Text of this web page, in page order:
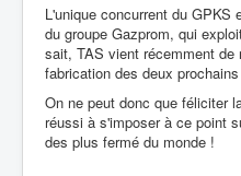
L'unique concurrent du
du groupe Gazprom, qui
sait, TAS vient récemment de
fabrication des deux
On ne peut donc que féliciter
réussi à s'imposer à ce point
des plus fermé du monde !